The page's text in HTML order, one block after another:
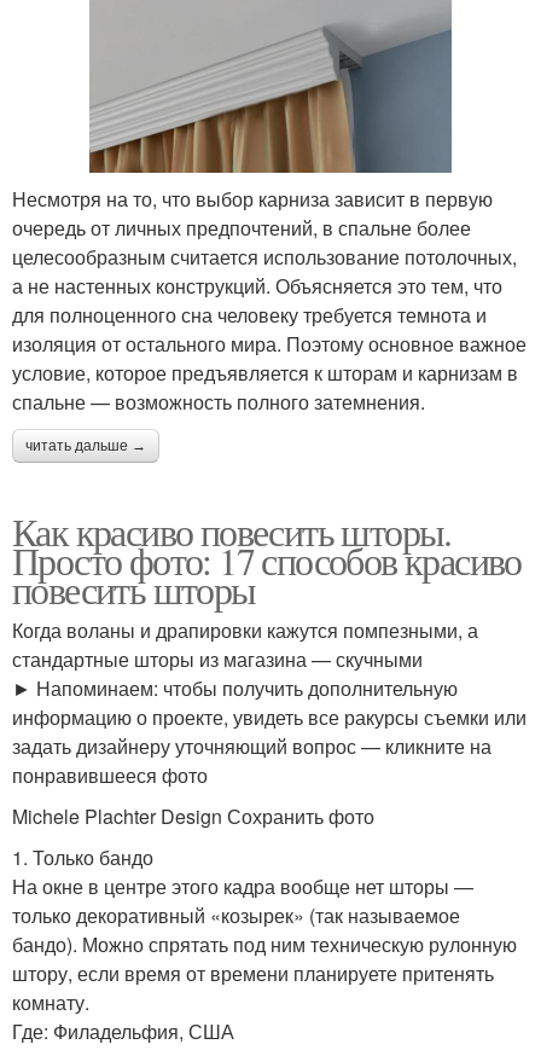
Несмотря на то, что выбор карниза зависит в первую
очередь от личных предпочтений, в спальне более
целесообразным считается использование потолочных,
а не настенных конструкций. Объясняется это тем, что
для полноценного сна человеку требуется темнота и
изоляция от остального мира. Поэтому основное важное
условие, которое предъявляется к шторам и карнизам в
спальне — возможность полного затемнения.
читать дальше →
Как красиво повесить шторы.
Просто фото: 17 способов красиво
повесить шторы
Когда воланы и драпировки кажутся помпезными, а
стандартные шторы из магазина — скучными
► Напоминаем: чтобы получить дополнительную
информацию о проекте, увидеть все ракурсы съемки или
задать дизайнеру уточняющий вопрос — кликните на
понравившееся фото
Michele Plachter Design Сохранить фото
1. Только бандо
На окне в центре этого кадра вообще нет шторы —
только декоративный «козырек» (так называемое
бандо). Можно спрятать под ним техническую рулонную
штору, если время от времени планируете притенять
комнату.
Где: Филадельфия, США